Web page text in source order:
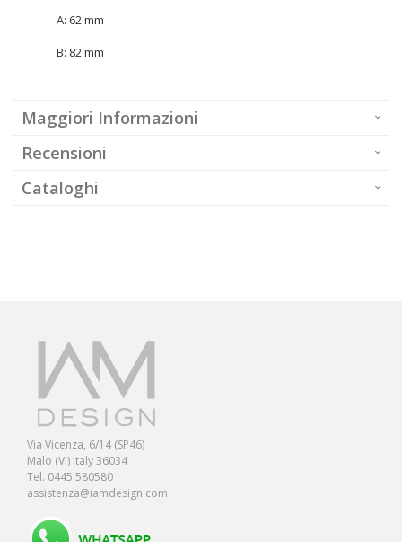
A: 62 mm
B: 82 mm
Maggiori Informazioni
Recensioni
Cataloghi
Via Vicenza, 6/14 (SP46)
Malo (VI) Italy 36034
Tel. 0445 580580
assistenza@iamdesign.com